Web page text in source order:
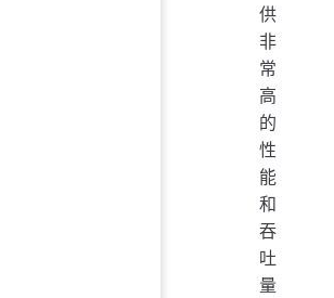
供
非
常
高
的
性
能
和
吞
吐
量